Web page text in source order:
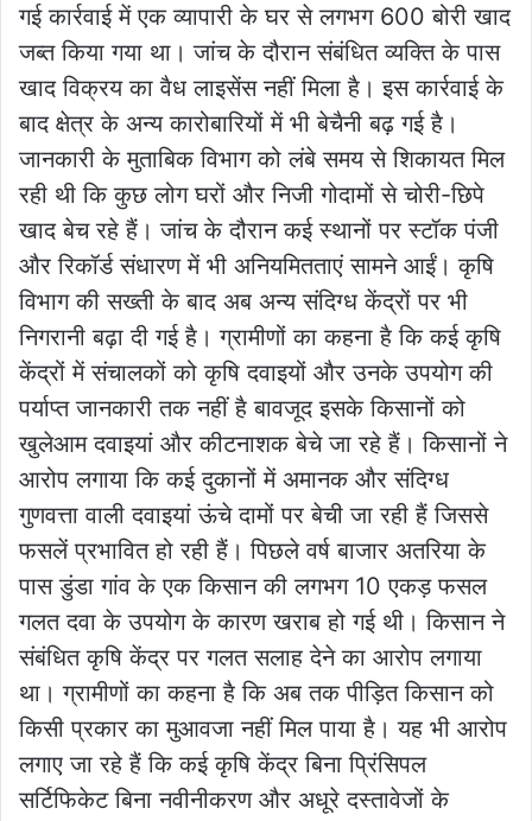
गई कार्रवाई में एक व्यापारी के घर से लगभग 600 बोरी खाद
जब्त किया गया था। जांच के दौरान संबंधित व्यक्ति के पास
खाद विक्रय का वैध लाइसेंस नहीं मिला है। इस कार्रवाई के
बाद क्षेत्र के अन्य कारोबारियों में भी बेचैनी बढ़ गई है।
जानकारी के मुताबिक विभाग को लंबे समय से शिकायत मिल
रही थी कि कुछ लोग घरों और निजी गोदामों से चोरी-छिपे
खाद बेच रहे हैं। जांच के दौरान कई स्थानों पर स्टॉक पंजी
और रिकॉर्ड संधारण में भी अनियमितताएं सामने आईं। कृषि
विभाग की सख्ती के बाद अब अन्य संदिग्ध केंद्रों पर भी
निगरानी बढ़ा दी गई है। ग्रामीणों का कहना है कि कई कृषि
केंद्रों में संचालकों को कृषि दवाइयों और उनके उपयोग की
पर्याप्त जानकारी तक नहीं है बावजूद इसके किसानों को
खुलेआम दवाइयां और कीटनाशक बेचे जा रहे हैं। किसानों ने
आरोप लगाया कि कई दुकानों में अमानक और संदिग्ध
गुणवत्ता वाली दवाइयां ऊंचे दामों पर बेची जा रही हैं जिससे
फसलें प्रभावित हो रही हैं। पिछले वर्ष बाजार अतरिया के
पास डुंडा गांव के एक किसान की लगभग 10 एकड़ फसल
गलत दवा के उपयोग के कारण खराब हो गई थी। किसान ने
संबंधित कृषि केंद्र पर गलत सलाह देने का आरोप लगाया
था। ग्रामीणों का कहना है कि अब तक पीड़ित किसान को
किसी प्रकार का मुआवजा नहीं मिल पाया है। यह भी आरोप
लगाए जा रहे हैं कि कई कृषि केंद्र बिना प्रिंसिपल
सर्टिफिकेट बिना नवीनीकरण और अधूरे दस्तावेजों के